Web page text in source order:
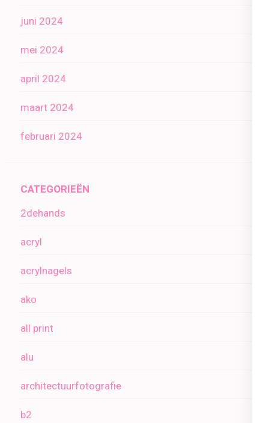
juni 2024
mei 2024
april 2024
maart 2024
februari 2024
CATEGORIEËN
2dehands
acryl
acrylnagels
ako
all print
alu
architectuurfotografie
b2